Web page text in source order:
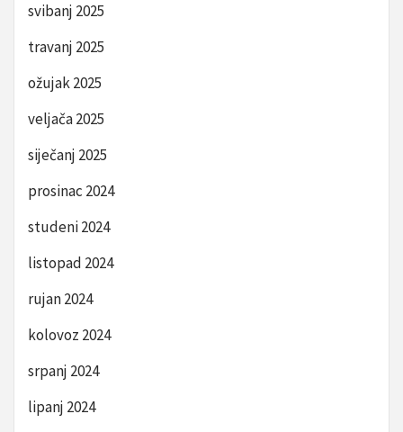
svibanj 2025
travanj 2025
ožujak 2025
veljača 2025
siječanj 2025
prosinac 2024
studeni 2024
listopad 2024
rujan 2024
kolovoz 2024
srpanj 2024
lipanj 2024